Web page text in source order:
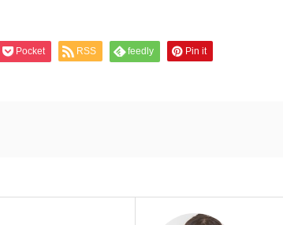
Pocket RSS feedly Pin it